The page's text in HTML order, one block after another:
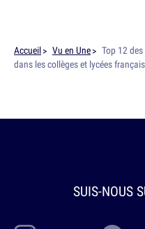
Accueil Vu en Une
Top 12
dans les collèges et lycées français
SUIS-NOUS